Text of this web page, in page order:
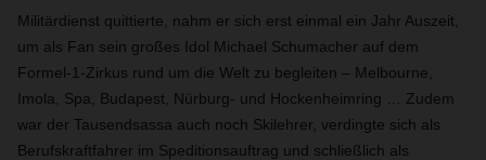
Militärdienst quittierte, nahm er sich erst einmal ein Jahr Auszeit,
um als Fan sein großes Idol Michael Schumacher auf dem
Formel-1-Zirkus rund um die Welt zu begleiten – Melbourne,
Imola, Spa, Budapest, Nürburg- und Hockenheimring … Zudem
war der Tausendsassa auch noch Skilehrer, verdingte sich als
Berufskraftfahrer im Speditionsauftrag und schließlich als